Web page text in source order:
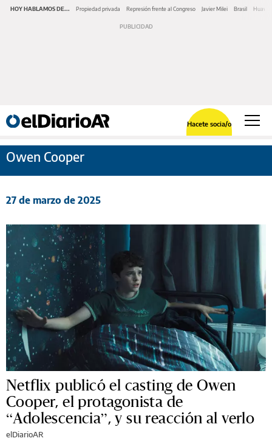
HOY HABLAMOS DE... Propiedad privada Represión frente al Congreso Javier Milei Brasil Huawei
Hacete socia/o
Owen Cooper
27 de marzo de 2025
Netflix publicó el casting de Owen
Cooper, el protagonista de
“Adolescencia”, y su reacción al verlo
elDiarioAR